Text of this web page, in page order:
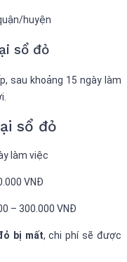
huyện
sổ đỏ
sau khoảng 15 ngày làm
sổ đỏ
làm việc
VNĐ
– 300.000 VNĐ
bị mất, chi phí sẽ được